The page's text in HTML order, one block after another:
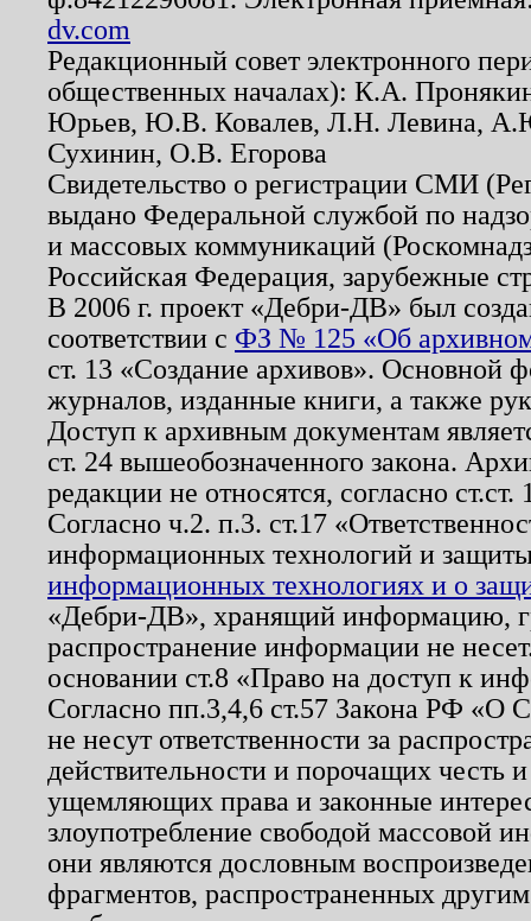
dv.com
Редакционный совет электронного
общественных началах): К.А.
Юрьев, Ю.В. Ковалев, Л.Н. Левина,
Сухинин, О.В. Егорова
Свидетельство о регистрации СМИ
выдано Федеральной службой по
и массовых коммуникаций
Российская Федерация, зарубежные
В 2006 г. проект «Дебри-ДВ» был
соответствии с ФЗ № 125 «Об
ст. 13 «Создание архивов». Основной
журналов, изданные книги, а также
Доступ к архивным документам
ст. 24 вышеобозначенного закона.
редакции не относятся, согласно
Согласно ч.2. п.3. ст.17
информационных технологий и
информационных технологиях и о
«Дебри-ДВ», хранящий информацию,
распространение информации не
основании ст.8 «Право на доступ к
Согласно пп.3,4,6 ст.57 Закона РФ «О
не несут ответственности за
действительности и порочащих честь
ущемляющих права и законные
злоупотребление свободой массовой
они являются дословным
фрагментов, распространенных